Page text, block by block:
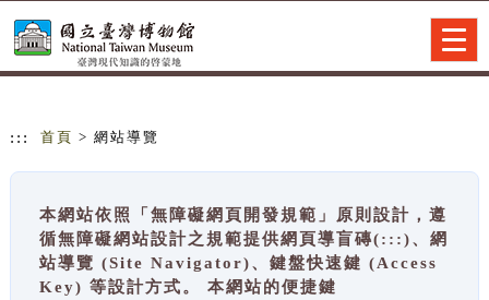
::: 首頁 > 網站導覽
本網站依照「無障礙網頁開發規範」原則設計，遵
循無障礙網站設計之規範提供網頁導盲磚(:::)、網
站導覽 (Site Navigator)、鍵盤快速鍵 (Access
Key) 等設計方式。 本網站的便捷鍵